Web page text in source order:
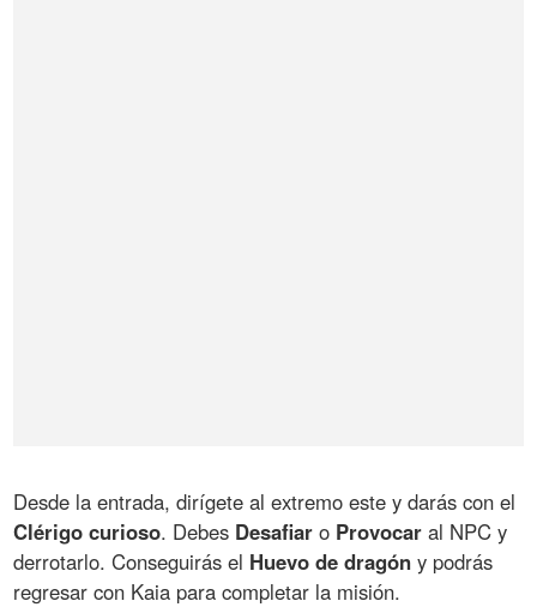
Desde la entrada, dirígete al extremo este y darás con el
Clérigo curioso. Debes Desafiar o Provocar al NPC y
derrotarlo. Conseguirás el Huevo de dragón y podrás
regresar con Kaia para completar la misión.